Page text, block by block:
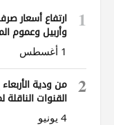
1
ارتفاع أسعار
وأربيل وعموم
1 أغسطس
2
القنوات الناقلة
4 يونيو